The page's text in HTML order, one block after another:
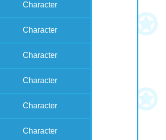
Character
Character
Character
Character
Character
Character